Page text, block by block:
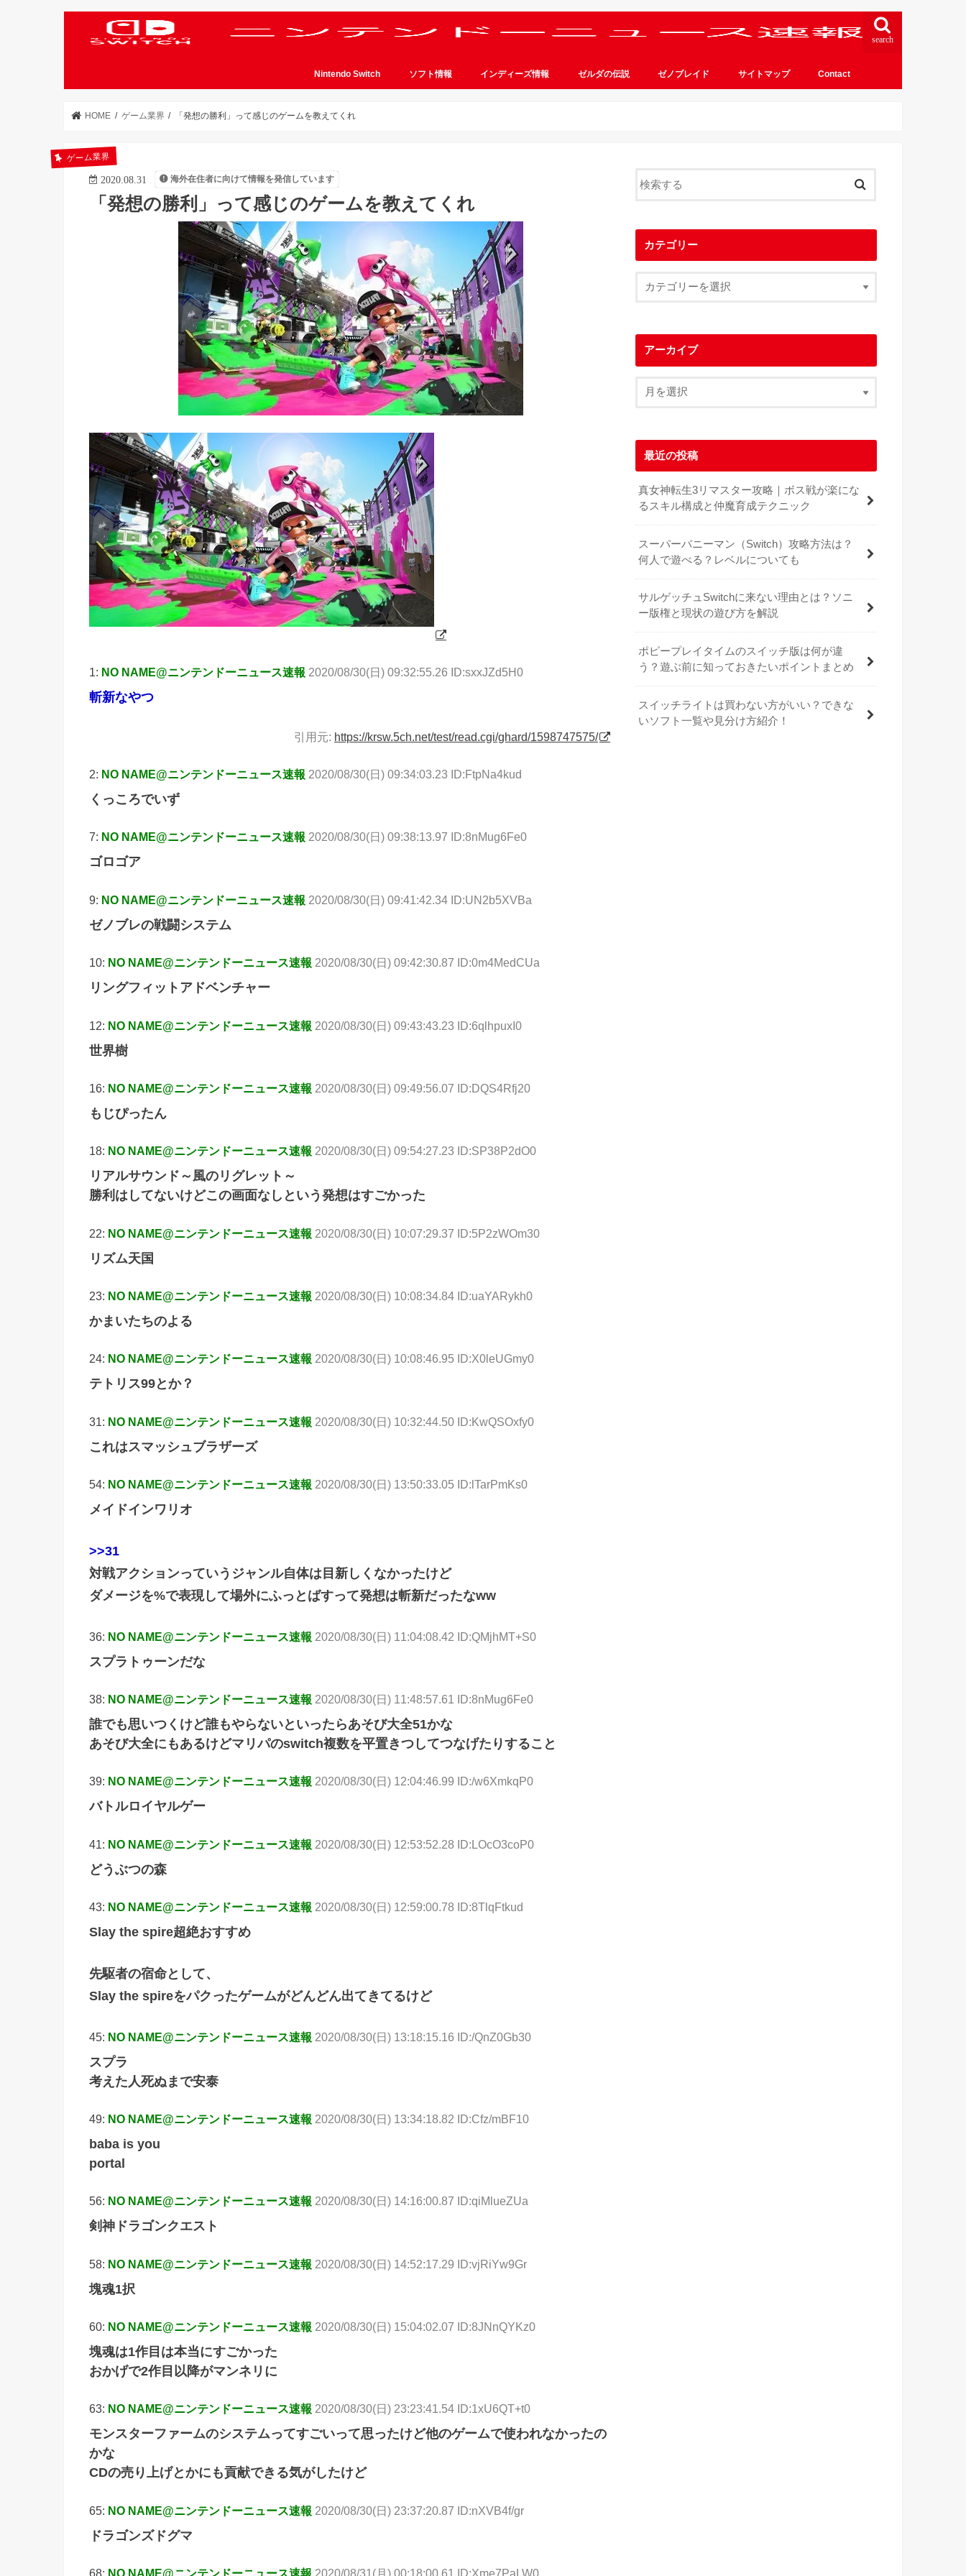
search
Nintendo Switch ソフト情報 インディーズ情報 ゼルダの伝説 ゼノブレイド サイトマップ Contact
HOME ゲーム業界 「発想の勝利」って感じのゲームを教えてくれ
ゲーム業界
2020.08.31 海外在住者に向けて情報を発信しています
「発想の勝利」って感じのゲームを教えてくれ
1: NO NAME@ニンテンドーニュース速報 2020/08/30(日) 09:32:55.26 ID:sxxJZd5H0
斬新なやつ
引用元: https://krsw.5ch.net/test/read.cgi/ghard/1598747575/
2: NO NAME@ニンテンドーニュース速報 2020/08/30(日) 09:34:03.23 ID:FtpNa4kud
くっころでいず
7: NO NAME@ニンテンドーニュース速報 2020/08/30(日) 09:38:13.97 ID:8nMug6Fe0
ゴロゴア
9: NO NAME@ニンテンドーニュース速報 2020/08/30(日) 09:41:42.34 ID:UN2b5XVBa
ゼノブレの戦闘システム
10: NO NAME@ニンテンドーニュース速報 2020/08/30(日) 09:42:30.87 ID:0m4MedCUa
リングフィットアドベンチャー
12: NO NAME@ニンテンドーニュース速報 2020/08/30(日) 09:43:43.23 ID:6qlhpuxI0
世界樹
16: NO NAME@ニンテンドーニュース速報 2020/08/30(日) 09:49:56.07 ID:DQS4Rfj20
もじぴったん
18: NO NAME@ニンテンドーニュース速報 2020/08/30(日) 09:54:27.23 ID:SP38P2dO0
リアルサウンド～風のリグレット～
勝利はしてないけどこの画面なしという発想はすごかった
22: NO NAME@ニンテンドーニュース速報 2020/08/30(日) 10:07:29.37 ID:5P2zWOm30
リズム天国
23: NO NAME@ニンテンドーニュース速報 2020/08/30(日) 10:08:34.84 ID:uaYARykh0
かまいたちのよる
24: NO NAME@ニンテンドーニュース速報 2020/08/30(日) 10:08:46.95 ID:X0leUGmy0
テトリス99とか？
31: NO NAME@ニンテンドーニュース速報 2020/08/30(日) 10:32:44.50 ID:KwQSOxfy0
これはスマッシュブラザーズ
54: NO NAME@ニンテンドーニュース速報 2020/08/30(日) 13:50:33.05 ID:lTarPmKs0
メイドインワリオ
>>31
対戦アクションっていうジャンル自体は目新しくなかったけど
ダメージを%で表現して場外にふっとばすって発想は斬新だったなww
36: NO NAME@ニンテンドーニュース速報 2020/08/30(日) 11:04:08.42 ID:QMjhMT+S0
スプラトゥーンだな
38: NO NAME@ニンテンドーニュース速報 2020/08/30(日) 11:48:57.61 ID:8nMug6Fe0
誰でも思いつくけど誰もやらないといったらあそび大全51かな
あそび大全にもあるけどマリパのswitch複数を平置きつしてつなげたりすること
39: NO NAME@ニンテンドーニュース速報 2020/08/30(日) 12:04:46.99 ID:/w6XmkqP0
バトルロイヤルゲー
41: NO NAME@ニンテンドーニュース速報 2020/08/30(日) 12:53:52.28 ID:LOcO3coP0
どうぶつの森
43: NO NAME@ニンテンドーニュース速報 2020/08/30(日) 12:59:00.78 ID:8TlqFtkud
Slay the spire超絶おすすめ
先駆者の宿命として、
Slay the spireをパクったゲームがどんどん出てきてるけど
45: NO NAME@ニンテンドーニュース速報 2020/08/30(日) 13:18:15.16 ID:/QnZ0Gb30
スプラ
考えた人死ぬまで安泰
49: NO NAME@ニンテンドーニュース速報 2020/08/30(日) 13:34:18.82 ID:Cfz/mBF10
baba is you
portal
56: NO NAME@ニンテンドーニュース速報 2020/08/30(日) 14:16:00.87 ID:qiMlueZUa
剣神ドラゴンクエスト
58: NO NAME@ニンテンドーニュース速報 2020/08/30(日) 14:52:17.29 ID:vjRiYw9Gr
塊魂1択
60: NO NAME@ニンテンドーニュース速報 2020/08/30(日) 15:04:02.07 ID:8JNnQYKz0
塊魂は1作目は本当にすごかった
おかげで2作目以降がマンネリに
63: NO NAME@ニンテンドーニュース速報 2020/08/30(日) 23:23:41.54 ID:1xU6QT+t0
モンスターファームのシステムってすごいって思ったけど他のゲームで使われなかったの
かな
CDの売り上げとかにも貢献できる気がしたけど
65: NO NAME@ニンテンドーニュース速報 2020/08/30(日) 23:37:20.87 ID:nXVB4f/gr
ドラゴンズドグマ
68: NO NAME@ニンテンドーニュース速報 2020/08/31(月) 00:18:00.61 ID:Xme7PaLW0
カテゴリー
アーカイブ
最近の投稿
真女神転生3リマスター攻略｜ボス戦が楽にな
るスキル構成と仲魔育成テクニック
スーパーバニーマン（Switch）攻略方法は？
何人で遊べる？レベルについても
サルゲッチュSwitchに来ない理由とは？ソニ
ー版権と現状の遊び方を解説
ポピープレイタイムのスイッチ版は何が違
う？遊ぶ前に知っておきたいポイントまとめ
スイッチライトは買わない方がいい？できな
いソフト一覧や見分け方紹介！